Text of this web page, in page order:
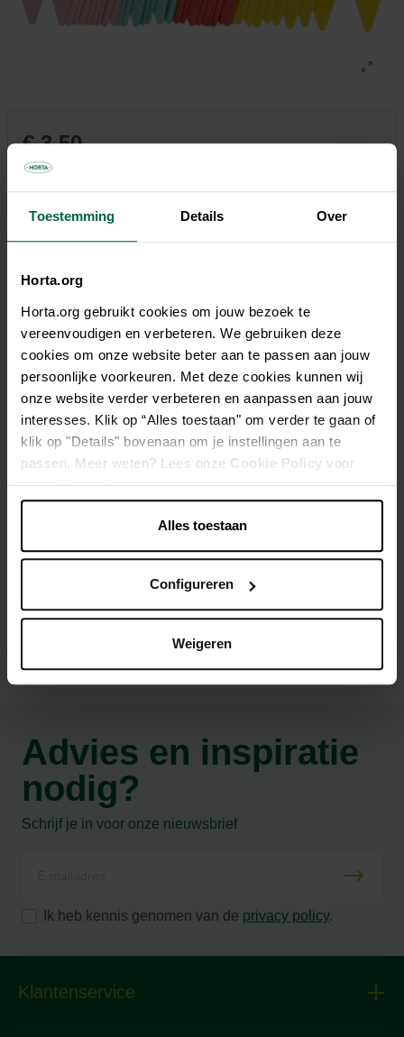
Toestemming Details Over
Horta.org
Horta.org gebruikt cookies om jouw bezoek te
vereenvoudigen en verbeteren. We gebruiken deze
cookies om onze website beter aan te passen aan jouw
persoonlijke voorkeuren. Met deze cookies kunnen wij
onze website verder verbeteren en aanpassen aan jouw
interesses. Klik op “Alles toestaan" om verder te gaan of
klik op "Details" bovenaan om je instellingen aan te
passen. Meer weten? Lees onze Cookie Policy voor
meer informatie.
Alles toestaan
Configureren
Weigeren
€ 3,50
Beschrijving
Kleurrijke steeketiketten van duurzaam kunststof van Nature
voor het labelen van zaailingen en stekken in de moestuin.
De set bestaat uit 40 stuks in vier trendy kleuren (blauw, geel,
roze, rood). Hoogte per etiket is 10 cm.
Zowel als steek- en hangetiket te gebruiken
4 kleuren voor onderscheid kweekgoed
Advies en inspiratie
nodig?
Schrijf je in voor onze nieuwsbrief
Ik heb kennis genomen van de privacy policy.
Klantenservice